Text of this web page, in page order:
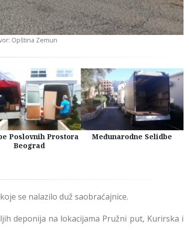
Opština Zemun
Poslovnih Prostora
Beograd
Međunarodne Selidbe
se nalazilo duž saobraćajnice.
deponija na lokacijama Pružni put, Kurirska i